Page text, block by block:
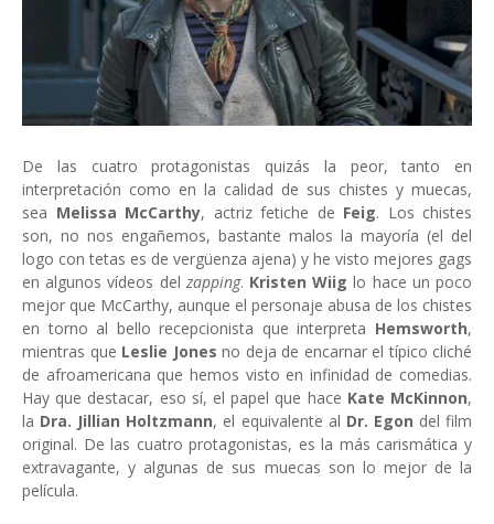
De las cuatro protagonistas quizás la peor, tanto en
interpretación como en la calidad de sus chistes y muecas,
sea Melissa McCarthy, actriz fetiche de Feig. Los chistes
son, no nos engañemos, bastante malos la mayoría (el del
logo con tetas es de vergüenza ajena) y he visto mejores gags
en algunos vídeos del zapping. Kristen Wiig lo hace un poco
mejor que McCarthy, aunque el personaje abusa de los chistes
en torno al bello recepcionista que interpreta Hemsworth,
mientras que Leslie Jones no deja de encarnar el típico cliché
de afroamericana que hemos visto en infinidad de comedias.
Hay que destacar, eso sí, el papel que hace Kate McKinnon,
la Dra. Jillian Holtzmann, el equivalente al Dr. Egon del film
original. De las cuatro protagonistas, es la más carismática y
extravagante, y algunas de sus muecas son lo mejor de la
película.